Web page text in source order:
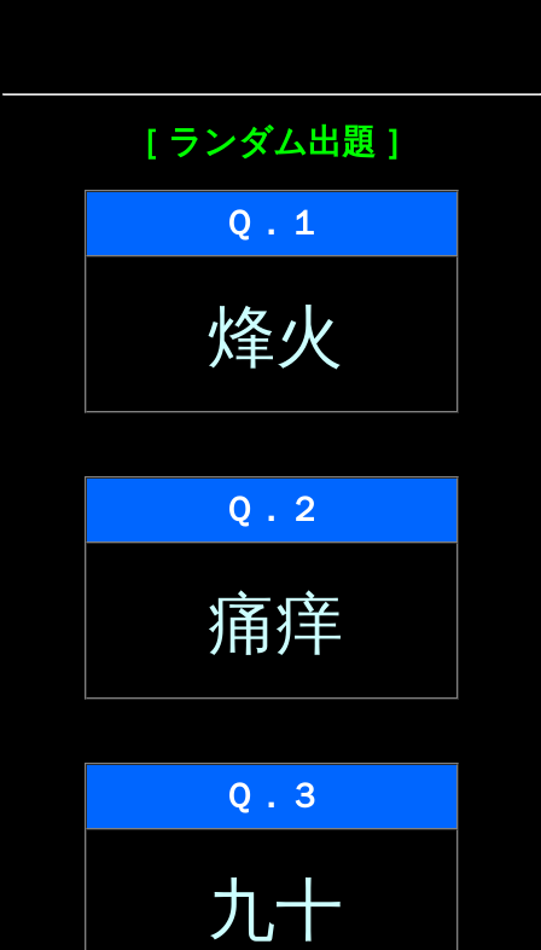
［ ランダム出題 ］
Ｑ．１
烽火
Ｑ．２
痛痒
Ｑ．３
九十